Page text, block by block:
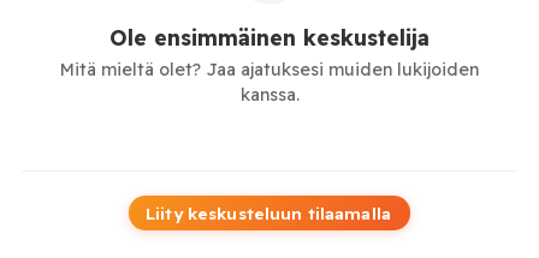
Ole ensimmäinen keskustelija
Mitä mieltä olet? Jaa ajatuksesi muiden lukijoiden
kanssa.
Liity keskusteluun tilaamalla